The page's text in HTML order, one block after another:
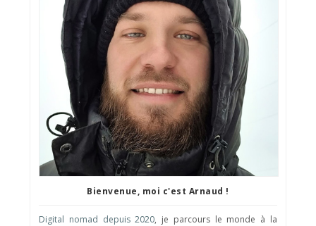
Bienvenue, moi c'est Arnaud !
Digital nomad depuis 2020, je parcours le monde à la